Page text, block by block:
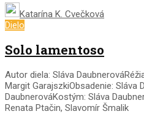
Katarína K. Cvečková
Dielo
Solo lamentoso
Autor diela: Sláva
Margit GarajszkiObsadenie: Sláva
DaubnerováKostým: Sláva
Renata Ptačin, Slavomír Šmalik